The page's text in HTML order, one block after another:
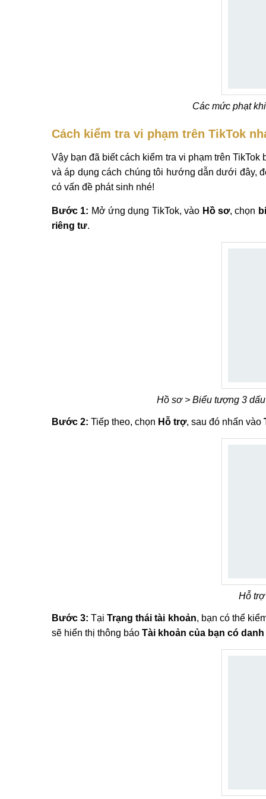
Các mức phạt
Cách kiểm tra vi phạm trên TikTok
Vậy bạn đã biết cách kiểm tra vi phạm trên
và áp dụng cách chúng tôi hướng dẫn dưới đây,
có vấn đề phát sinh nhé!
Bước 1: Mở ứng dụng TikTok, vào Hồ sơ, chọn
riêng tư.
Hồ sơ > Biểu tượng 3
Bước 2: Tiếp theo, chọn Hỗ trợ, sau đó nhấn vào
Hỗ
Bước 3: TạiTrạng thái tài khoản, bạn có thể
sẽ hiển thị thông báo Tài khoản của bạn có